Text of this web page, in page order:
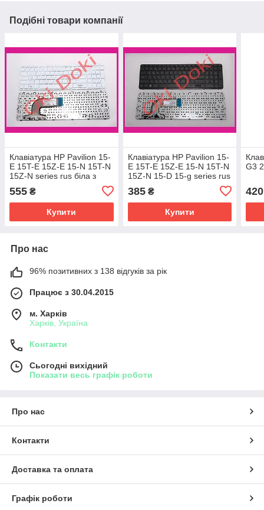
Подібні товари компанії
Клавіатура HP Pavilion 15-
E 15T-E 15Z-E 15-N 15T-N
15Z-N series rus біла з
555 ₴
Купити
Клавіатура HP Pavilion 15-
E 15T-E 15Z-E 15-N 15T-N
15Z-N 15-D 15-g series rus
385₴
Купити
G3
420
Про нас
96% позитивних з 138 відгуків за рік
Працює з 30.04.2015
м. Харків
Харків, Україна
Контакти
Сьогодні вихідний
Показати весь графік роботи
Про нас
Контакти
Доставка та оплата
Графік роботи